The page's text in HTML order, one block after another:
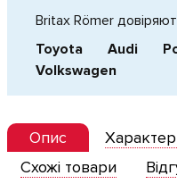
Britax Römer
Toyota
Audi
Volkswagen
Опис
Схожі товари